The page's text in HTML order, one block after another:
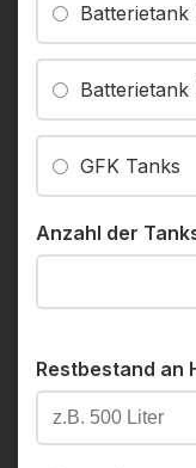
Batterietank
Batterietank
GFK Tanks
Anzahl der
Restbestand an